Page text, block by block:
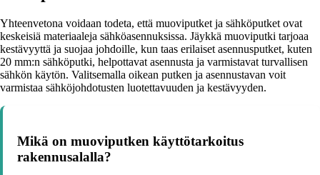
Yhteenvetona voidaan todeta, että muoviputket ja sähköputket ovat
keskeisiä materiaaleja sähköasennuksissa. Jäykkä muoviputki tarjoaa
kestävyyttä ja suojaa johdoille, kun taas erilaiset asennusputket, kuten
20 mm:n sähköputki, helpottavat asennusta ja varmistavat turvallisen
sähkön käytön. Valitsemalla oikean putken ja asennustavan voit
varmistaa sähköjohdotusten luotettavuuden ja kestävyyden.
Mikä on muoviputken käyttötarkoitus
rakennusalalla?